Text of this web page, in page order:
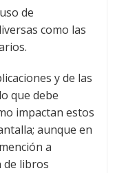
de
como las
y de las
que debe
impactan estos
aunque en
a
de libros